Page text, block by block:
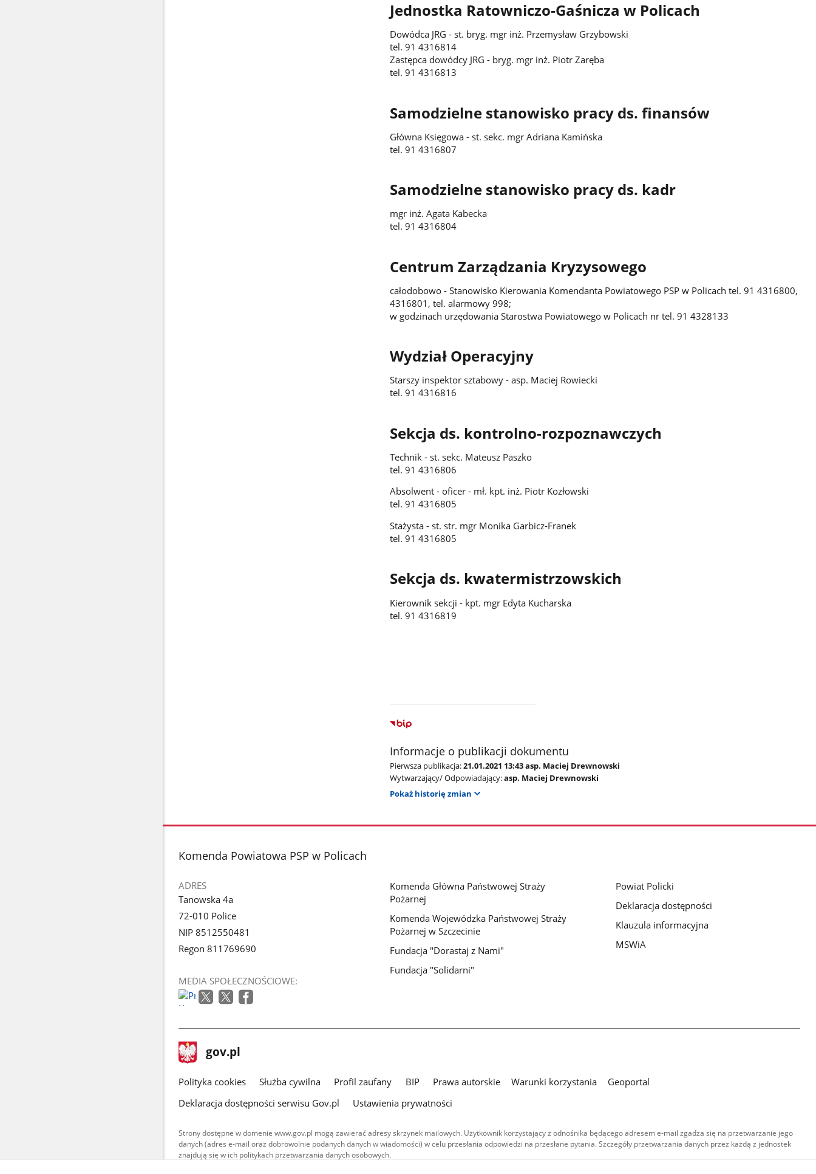
Jednostka Ratowniczo-Gaśnicza w Policach
Dowódca JRG - st. bryg. mgr inż. Przemysław Grzybowski
tel. 91 4316814
Zastępca dowódcy JRG - bryg. mgr inż. Piotr Zaręba
tel. 91 4316813
Samodzielne stanowisko pracy ds. finansów
Główna Księgowa - st. sekc. mgr Adriana Kamińska
tel. 91 4316807
Samodzielne stanowisko pracy ds. kadr
mgr inż. Agata Kabecka
tel. 91 4316804
Centrum Zarządzania Kryzysowego
całodobowo - Stanowisko Kierowania Komendanta Powiatowego PSP w Policach tel. 91 4316800,
4316801, tel. alarmowy 998;
w godzinach urzędowania Starostwa Powiatowego w Policach nr tel. 91 4328133
Wydział Operacyjny
Starszy inspektor sztabowy - asp. Maciej Rowiecki
tel. 91 4316816
Sekcja ds. kontrolno-rozpoznawczych
Technik - st. sekc. Mateusz Paszko
tel. 91 4316806
Absolwent - oficer - mł. kpt. inż. Piotr Kozłowski
tel. 91 4316805
Stażysta - st. str. mgr Monika Garbicz-Franek
tel. 91 4316805
Sekcja ds. kwatermistrzowskich
Kierownik sekcji - kpt. mgr Edyta Kucharska
tel. 91 4316819
Informacje o publikacji dokumentu
Pierwsza publikacja:21.01.2021 13:43 asp. Maciej Drewnowski
Wytwarzający/ Odpowiadający:asp. Maciej Drewnowski
Pokaż historię zmian
stopka
Komenda Powiatowa PSP w Policach
ADRES
Tanowska 4a
72-010 Police
NIP 8512550481
Regon 811769690
MEDIA SPOŁECZNOŚCIOWE:
Komenda Główna Państwowej Straży
Pożarnej
Komenda Wojewódzka Państwowej Straży
Pożarnej w Szczecinie
Fundacja "Dorastaj z Nami"
Fundacja "Solidarni"
Powiat Policki
Deklaracja dostępności
Klauzula informacyjna
MSWiA
stopka
gov.pl Strona
gov.pl
gov.pl
Polityka cookies Służba cywilna Profil zaufany BIP Prawa autorskie Warunki korzystania
Geoportal
Deklaracja dostępności serwisu Gov.pl
Ustawienia prywatności
Strony dostępne w domenie www.gov.pl mogą zawierać adresy skrzynek mailowych. Użytkownik korzystający z odnośnika będącego adresem e-mail zgadza się na przetwarzanie jego
danych (adres e-mail oraz dobrowolnie podanych danych w wiadomości) w celu przesłania odpowiedzi na przesłane pytania. Szczegóły przetwarzania danych przez każdą z jednostek
znajdują się w ich politykach przetwarzania danych osobowych.